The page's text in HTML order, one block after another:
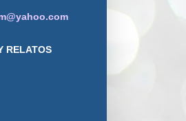
RELATOS